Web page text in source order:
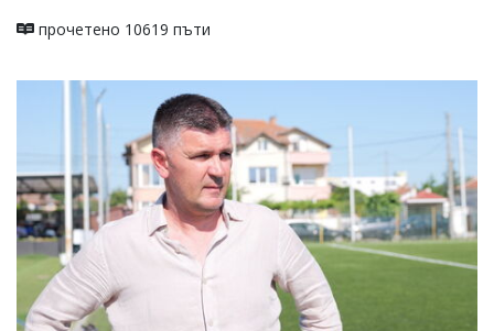
прочетено 10619 пъти